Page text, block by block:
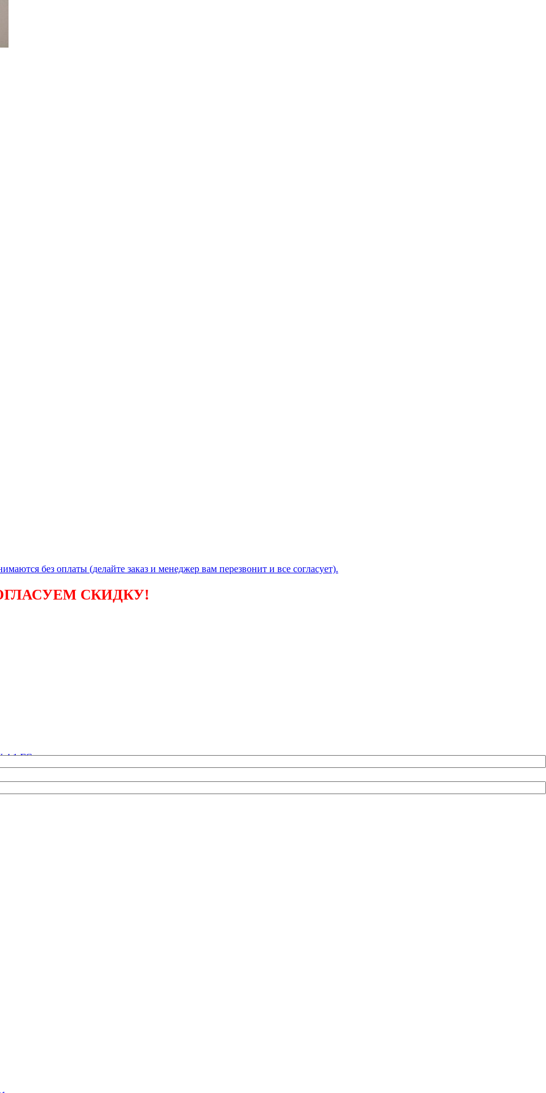
ГС
без оплаты (делайте заказ и менеджер вам перезвонит и все согласует).
СКИДКУ!